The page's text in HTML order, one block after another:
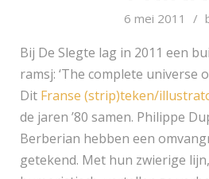
6 mei 2011 /
Bij De Slegte lag in 2011 een
ramsj: ‘The complete universe
Dit Franse (strip)teken/
de jaren ’80 samen. Philippe
Berberian hebben een
getekend. Met hun zwierige